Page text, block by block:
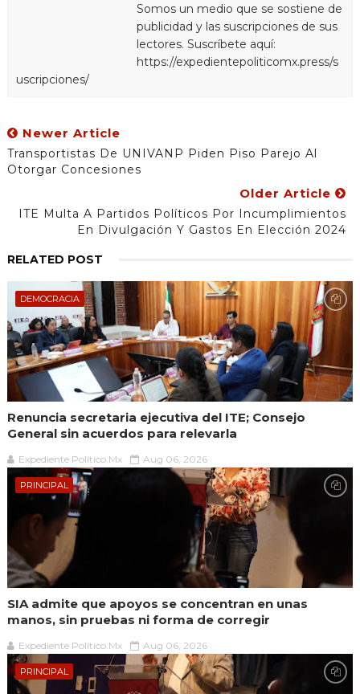
Somos un medio que se sostiene de
publicidad y las suscripciones de sus
lectores. Suscríbete aquí:
https://expedientepoliticomx.press/s
uscripciones/
Newer Article
Transportistas De UNIVANP Piden Piso Parejo Al
Otorgar Concesiones
Older Article
ITE Multa A Partidos Políticos Por Incumplimientos
En Divulgación Y Gastos En Elección 2024
RELATED POST
DEMOCRACIA
Renuncia secretaria ejecutiva del ITE; Consejo
General sin acuerdos para relevarla
Expediente Político.Mx Aug 06, 2026
PRINCIPAL
SIA admite que apoyos se concentran en unas
manos, sin pruebas ni forma de corregir
Expediente Político.Mx Aug 06, 2026
PRINCIPAL